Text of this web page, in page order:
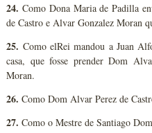
24. Como Dona Maria de Padilla
de Castro e Alvar Gonzalez Moran
25. Como elRei mandou a Juan
casa, que fosse prender Dom
Moran.
26. Como Dom Alvar Perez de
27. Como o Mestre de Santiago